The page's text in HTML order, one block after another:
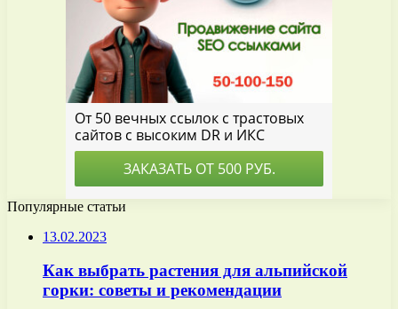
Популярные статьи
13.02.2023
Как выбрать растения для альпийской
горки: советы и рекомендации